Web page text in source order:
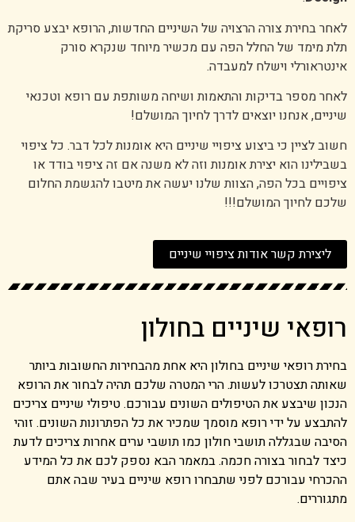
לאחר בחירת צורה הרצויה של השיניים החדשות, הרופא יבצע סריקת
תלת מימד של החלל הפה עם מכשיר מיוחד שנקרא סורק
אינטראורלי וישלח למעבדה.
לאחר מספר בדיקות והתאמות ושיחה משותפת עם רופא וטכנאי
שיניים, אנחנו יוצאים לדרך לחיוך המושלם!
חשוב לציין כי ביצוע ציפויי שיניים היא אומנות לכל דבר. כל ציפוי
בשבילינו הוא יצירת אומנות וזה לא משנה אם זה ציפוי בודד או
ציפויים בכל הפה, הצוות שלנו יעשה את מיטבו להגשמת החלום
שלכם לחיוך המושלם!!!
ליצירת קשר אודות ציפויי שיניים
רופאי שיניים בחולון
בחירת רופאי שיניים בחולון היא אחת מהבחירות החשובות ביותר
שאותה תצטרכו לעשות. הרי המטרה שלכם תהיה לבחור את הרופא
הנכון שיבצע את הטיפולים השונים עבורכם. טיפולי שיניים צריכים
להתבצע על ידי רופא מוסמך שמכיר את כל הפתרונות השונים. זוהי
הסיבה שבגללה תושבי חולון כמו תושבי ערים אחרות צריכים לדעת
כיצד לבחור בצורה חכמה. במאמר הבא נספק לכם את כל המידע
ההכרחי עבורכם לפני שתבחרו רופא שיניים בעיר שבה אתם
מתגוררים.